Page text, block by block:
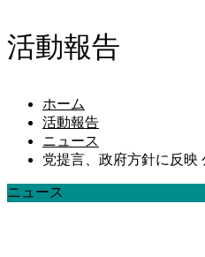
活動報告
ホーム
活動報告
ニュース
党提言、政府方針に反映
ニュース